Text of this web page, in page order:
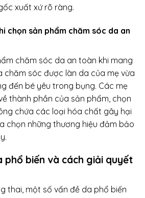
xuất xứ rõ ràng.
chọn sản phẩm chăm sóc da an
chăm sóc da an toàn khi mang
chăm sóc được làn da của mẹ vừa
đến bé yêu trong bụng. Các mẹ
thành phần của sản phẩm, chọn
chứa các loại hóa chất gây hại
chọn những thương hiệu đảm bảo
phổ biến và cách giải quyết
thai, một số vấn đề da phổ biến